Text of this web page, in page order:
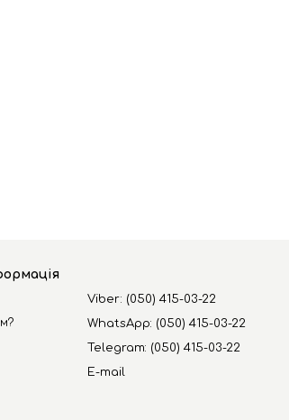
Viber: (050) 415-03-22
WhatsApp: (050) 415-03-22
Telegram: (050) 415-03-22
E-mail